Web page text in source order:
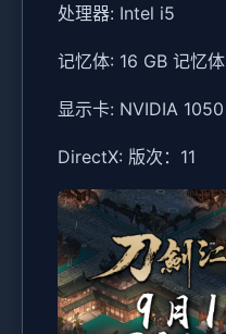
处理器: Intel i5
记忆体: 16 GB 记忆体
显示卡: NVIDIA 1050
DirectX: 版次：11